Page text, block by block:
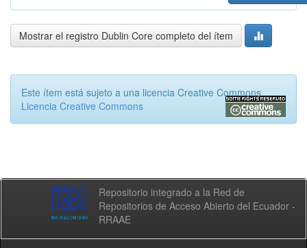
Mostrar el registro Dublin Core completo del ítem
Este ítem está sujeto a una licencia Creative Commons
Licencia Creative Commons
Repositorio integrado a la Red de
Repositorios de Acceso Abierto del Ecuador -
RRAAE